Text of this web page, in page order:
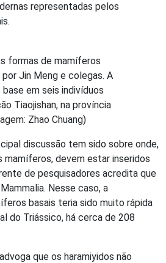
representadas pelos
formas de mamíferos
Jin Meng e colegas. A
em seis indivíduos
Tiaojishan, na província
Zhao Chuang)
discussão tem sido sobre onde,
mamíferos, devem estar inseridos
de pesquisadores acredita que
Nesse caso, a
basais teria sido muito rápida
do Triássico, há cerca de 208
que os haramiyidos não